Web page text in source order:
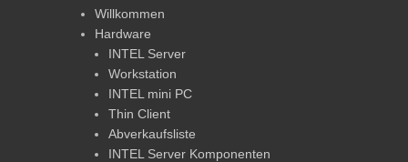
Willkommen
Hardware
INTEL Server
Workstation
INTEL mini PC
Thin Client
Abverkaufsliste
INTEL Server Komponenten